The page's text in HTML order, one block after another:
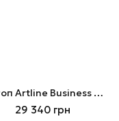
Неттоп Artline Business B12, Black, i5-1240P, 8Gb, 480Gb, Xe, DOS (B12v31)
29 340 грн